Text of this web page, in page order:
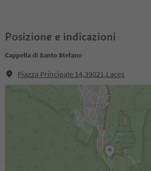
Posizione e indicazioni
Cappella di Santo Stefano
Piazza Principale 14,39021,Laces